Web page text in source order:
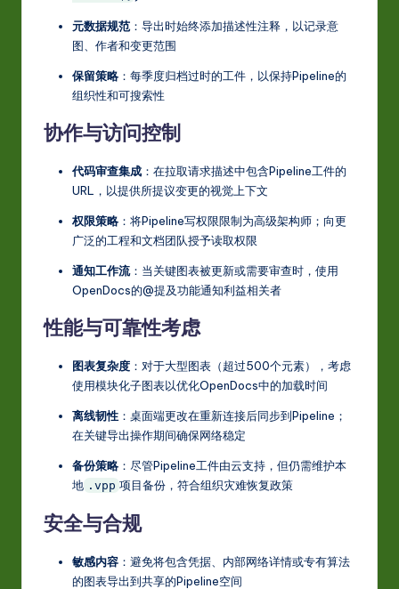
元数据规范 ：导出时始终添加描述性注释，以记录意
图、作者和变更范围
保留策略 ：每季度归档过时的工件，以保持Pipeline的
组织性和可搜索性
协作与访问控制
代码审查集成 ：在拉取请求描述中包含Pipeline工件的
URL，以提供所提议变更的视觉上下文
权限策略 ：将Pipeline写权限限制为高级架构师；向更
广泛的工程和文档团队授予读取权限
通知工作流：当关键图表被更新或需要审查时，使用
OpenDocs的@提及功能通知利益相关者
性能与可靠性考虑
图表复杂度 ：对于大型图表（超过500个元素），考虑
使用模块化子图表以优化OpenDocs中的加载时间
离线韧性 ：桌面端更改在重新连接后同步到Pipeline；
在关键导出操作期间确保网络稳定
备份策略 ：尽管Pipeline工件由云支持，但仍需维护本
地 .vpp 项目备份，符合组织灾难恢复政策
安全与合规
敏感内容 ：避免将包含凭据、内部网络详情或专有算法
的图表导出到共享的Pipeline空间